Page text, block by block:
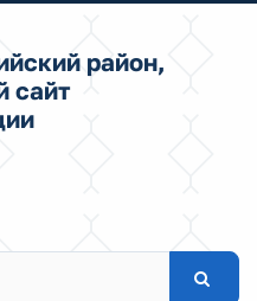
район,
сайт